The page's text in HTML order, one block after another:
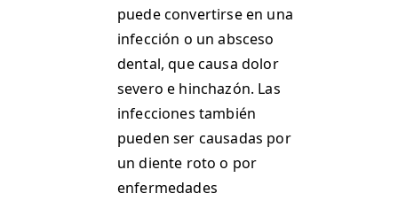
puede convertirse en una
infección o un absceso
dental, que causa dolor
severo e hinchazón. Las
infecciones también
pueden ser causadas por
un diente roto o por
enfermedades